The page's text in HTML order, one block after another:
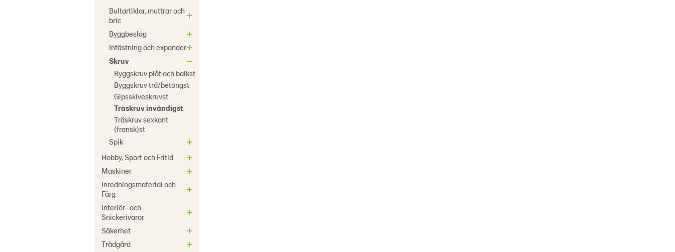
Bultartiklar, muttrar och
bric
Byggbeslag
Infästning och expander
Skruv
Byggskruv plåt och balkst
Byggskruv trä/betongst
Gipsskiveskruvst
Träskruv invändigst
Träskruv sexkant
(fransk)st
Spik
Hobby, Sport och Fritid
Maskiner
Inredningsmaterial och
Färg
Interiör- och
Snickerivaror
Säkerhet
Trädgård